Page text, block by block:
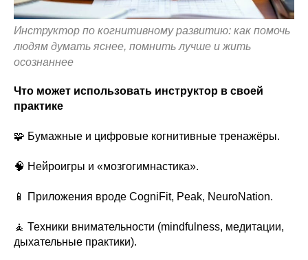
Инструктор по когнитивному развитию: как помочь
людям думать яснее, помнить лучше и жить
осознаннее
Что может использовать инструктор в своей
практике
🧩 Бумажные и цифровые когнитивные тренажёры.
🧠 Нейроигры и «мозгогимнастика».
📱 Приложения вроде CogniFit, Peak, NeuroNation.
🧘 Техники внимательности (mindfulness, медитации,
дыхательные практики).